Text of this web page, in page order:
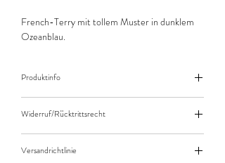
French-Terry mit tollem Muster in dunklem
Ozeanblau.
Produktinfo
10cm (0,1m) Länge des Stoffes.
Bei einer Bestellung von zB. 50cm (0,5m)
daher bitte Anzahl 5 eingeben.
Widerruf/Rücktrittsrecht
Versandrichtlinie